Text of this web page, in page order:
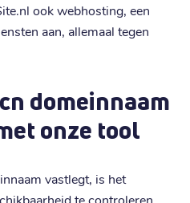
ook webhosting, een
aan, allemaal tegen
domeinnaam
onze tool
vastlegt, is het
te controleren.